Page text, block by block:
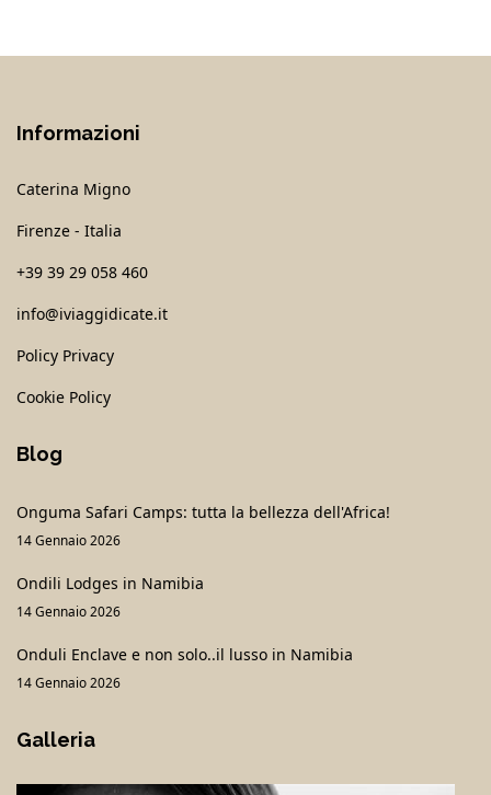
Informazioni
Caterina Migno
Firenze - Italia
+39 39 29 058 460
info@iviaggidicate.it
Policy Privacy
Cookie Policy
Blog
Onguma Safari Camps: tutta la bellezza dell'Africa!
14 Gennaio 2026
Ondili Lodges in Namibia
14 Gennaio 2026
Onduli Enclave e non solo..il lusso in Namibia
14 Gennaio 2026
Galleria